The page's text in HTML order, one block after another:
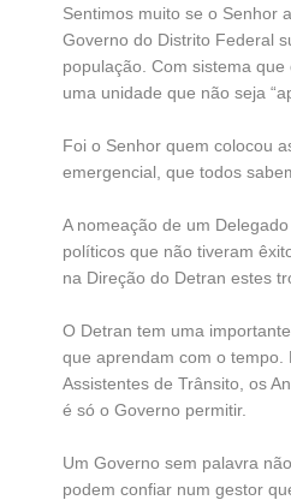
Sentimos muito se o Senhor
Governo do Distrito Federal
população. Com sistema
uma unidade que não seja
Foi o Senhor quem colocou
emergencial, que todos
A nomeação de um
políticos que não tiveram
na Direção do Detran estes
O Detran tem uma
que aprendam com o tempo.
Assistentes de Trânsito, os
é só o Governo permitir.
Um Governo sem palavra
podem confiar num gestor